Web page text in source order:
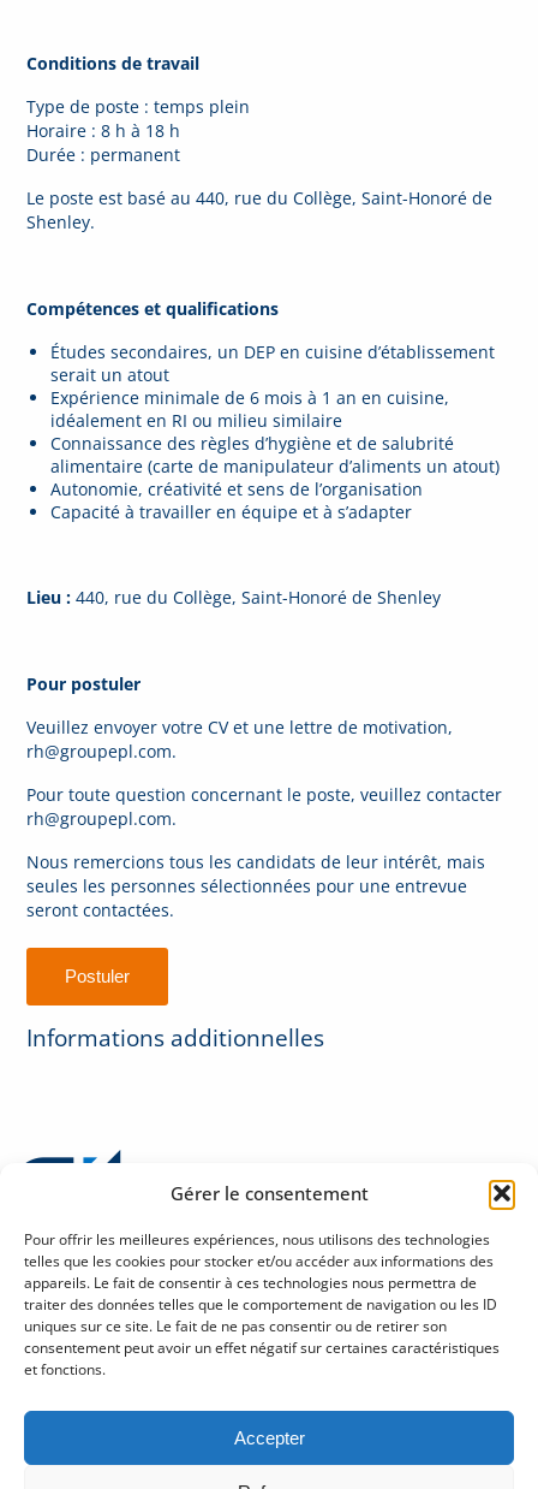
Gérer le consentement
Pour offrir les meilleures expériences, nous utilisons des technologies
telles que les cookies pour stocker et/ou accéder aux informations des
appareils. Le fait de consentir à ces technologies nous permettra de
traiter des données telles que le comportement de navigation ou les ID
uniques sur ce site. Le fait de ne pas consentir ou de retirer son
consentement peut avoir un effet négatif sur certaines caractéristiques
et fonctions.
Accepter
Conditions de travail
Type de poste : temps plein
Horaire : 8 h à 18 h
Durée : permanent
Le poste est basé au 440, rue du Collège, Saint-Honoré de
Shenley.
Compétences et qualifications
Études secondaires, un DEP en cuisine d’établissement
serait un atout
Expérience minimale de 6 mois à 1 an en cuisine,
idéalement en RI ou milieu similaire
Connaissance des règles d’hygiène et de salubrité
alimentaire (carte de manipulateur d’aliments un atout)
Autonomie, créativité et sens de l’organisation
Capacité à travailler en équipe et à s’adapter
Lieu : 440, rue du Collège, Saint-Honoré de Shenley
Pour postuler
Veuillez envoyer votre CV et une lettre de motivation,
rh@groupepl.com.
Pour toute question concernant le poste, veuillez contacter
rh@groupepl.com.
Nous remercions tous les candidats de leur intérêt, mais
seules les personnes sélectionnées pour une entrevue
seront contactées.
Informations additionnelles
Halles Fleur de Lys
245, rue Soumande, bureau 280
gitcre@git.qc.ca